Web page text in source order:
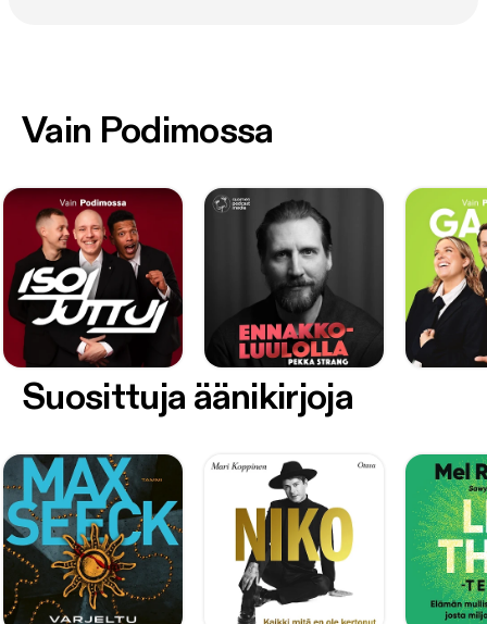
Vain Podimossa
Suosittuja äänikirjoja